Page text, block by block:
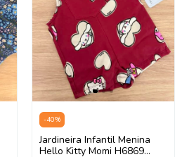
-40%
Jardineira Infantil Menina
Hello Kitty Momi H6869